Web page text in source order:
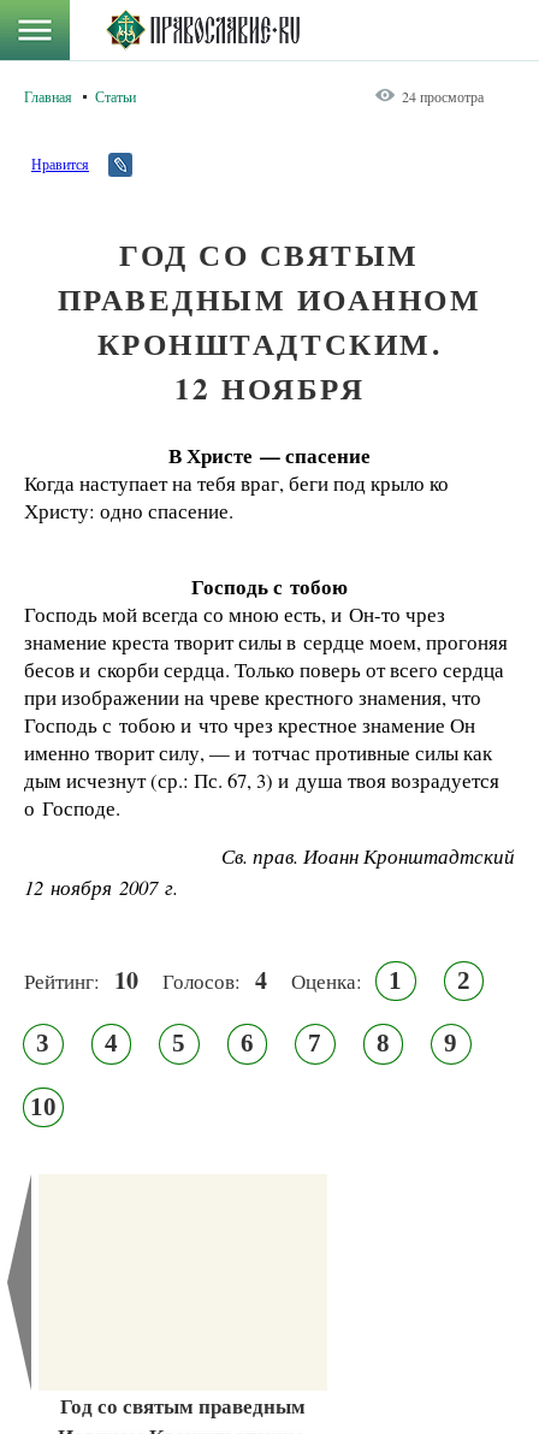
Главная Статьи 24 просмотра
Нравится
ГОД СО СВЯТЫМ
ПРАВЕДНЫМ ИОАННОМ
КРОНШТАДТСКИМ.
12 НОЯБРЯ
В Христе — спасение
Когда наступает на тебя враг, беги под крыло ко
Христу: одно спасение.
Господь с тобою
Господь мой всегда со мною есть, и Он-то чрез
знамение креста творит силы в сердце моем, прогоняя
бесов и скорби сердца. Только поверь от всего сердца
при изображении на чреве крестного знамения, что
Господь с тобою и что чрез крестное знамение Он
именно творит силу, — и тотчас противные силы как
дым исчезнут (ср.: Пс. 67, 3) и душа твоя возрадуется
о Господе.
Св. прав. Иоанн Кронштадтский
12 ноября 2007 г.
Рейтинг: 10 Голосов: 4 Оценка: 1 2
3 4 5 6 7 8 9
10
Год со святым праведным